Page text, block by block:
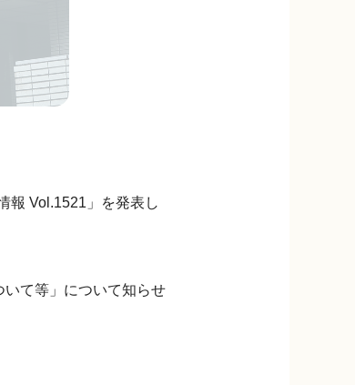
報 Vol.1521」を発表し
て等」について知らせ